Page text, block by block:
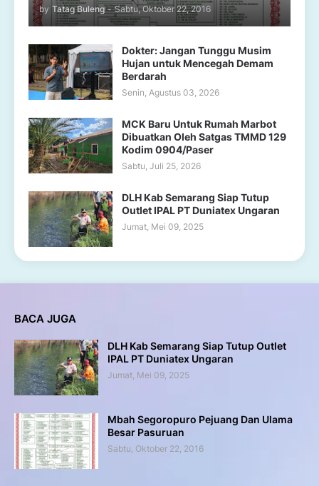
by Tatag Buleng - Sabtu, Oktober 22, 2016
Dokter: Jangan Tunggu Musim
Hujan untuk Mencegah Demam
Berdarah
Senin, Agustus 03, 2026
MCK Baru Untuk Rumah Marbot
Dibuatkan Oleh Satgas TMMD 129
Kodim 0904/Paser
Sabtu, Juli 25, 2026
DLH Kab Semarang Siap Tutup
Outlet IPAL PT Duniatex Ungaran
Jumat, Mei 09, 2025
BACA JUGA
DLH Kab Semarang Siap Tutup Outlet
IPAL PT Duniatex Ungaran
Jumat, Mei 09, 2025
Mbah Segoropuro Pejuang Dan Ulama
Besar Pasuruan
Sabtu, Oktober 22, 2016